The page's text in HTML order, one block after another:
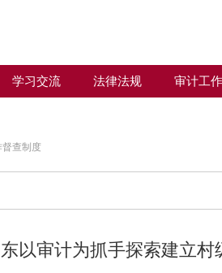
学习交流 法律法规 审计工作
督查制度
以审计为抓手探索建立村